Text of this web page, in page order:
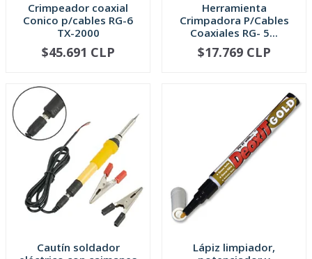
Crimpeador coaxial
Conico p/cables RG-6
TX-2000
+
$45.691 CLP
Herramienta
Crimpadora P/Cables
Coaxiales RG- 5...
+
$17.769 CLP
Cautín soldador
Lápiz limpiador,